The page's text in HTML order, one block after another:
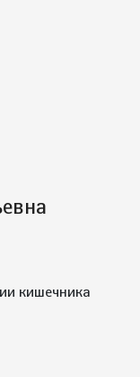
кишечника